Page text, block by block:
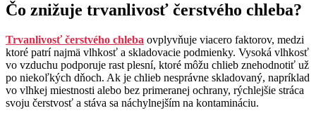
Čo znižuje trvanlivosť čerstvého chleba?
Trvanlivosť čerstvého chleba ovplyvňuje viacero faktorov, medzi
ktoré patrí najmä vlhkosť a skladovacie podmienky. Vysoká vlhkosť
vo vzduchu podporuje rast plesní, ktoré môžu chlieb znehodnotiť už
po niekoľkých dňoch. Ak je chlieb nesprávne skladovaný, napríklad
vo vlhkej miestnosti alebo bez primeranej ochrany, rýchlejšie stráca
svoju čerstvosť a stáva sa náchylnejším na kontamináciu.